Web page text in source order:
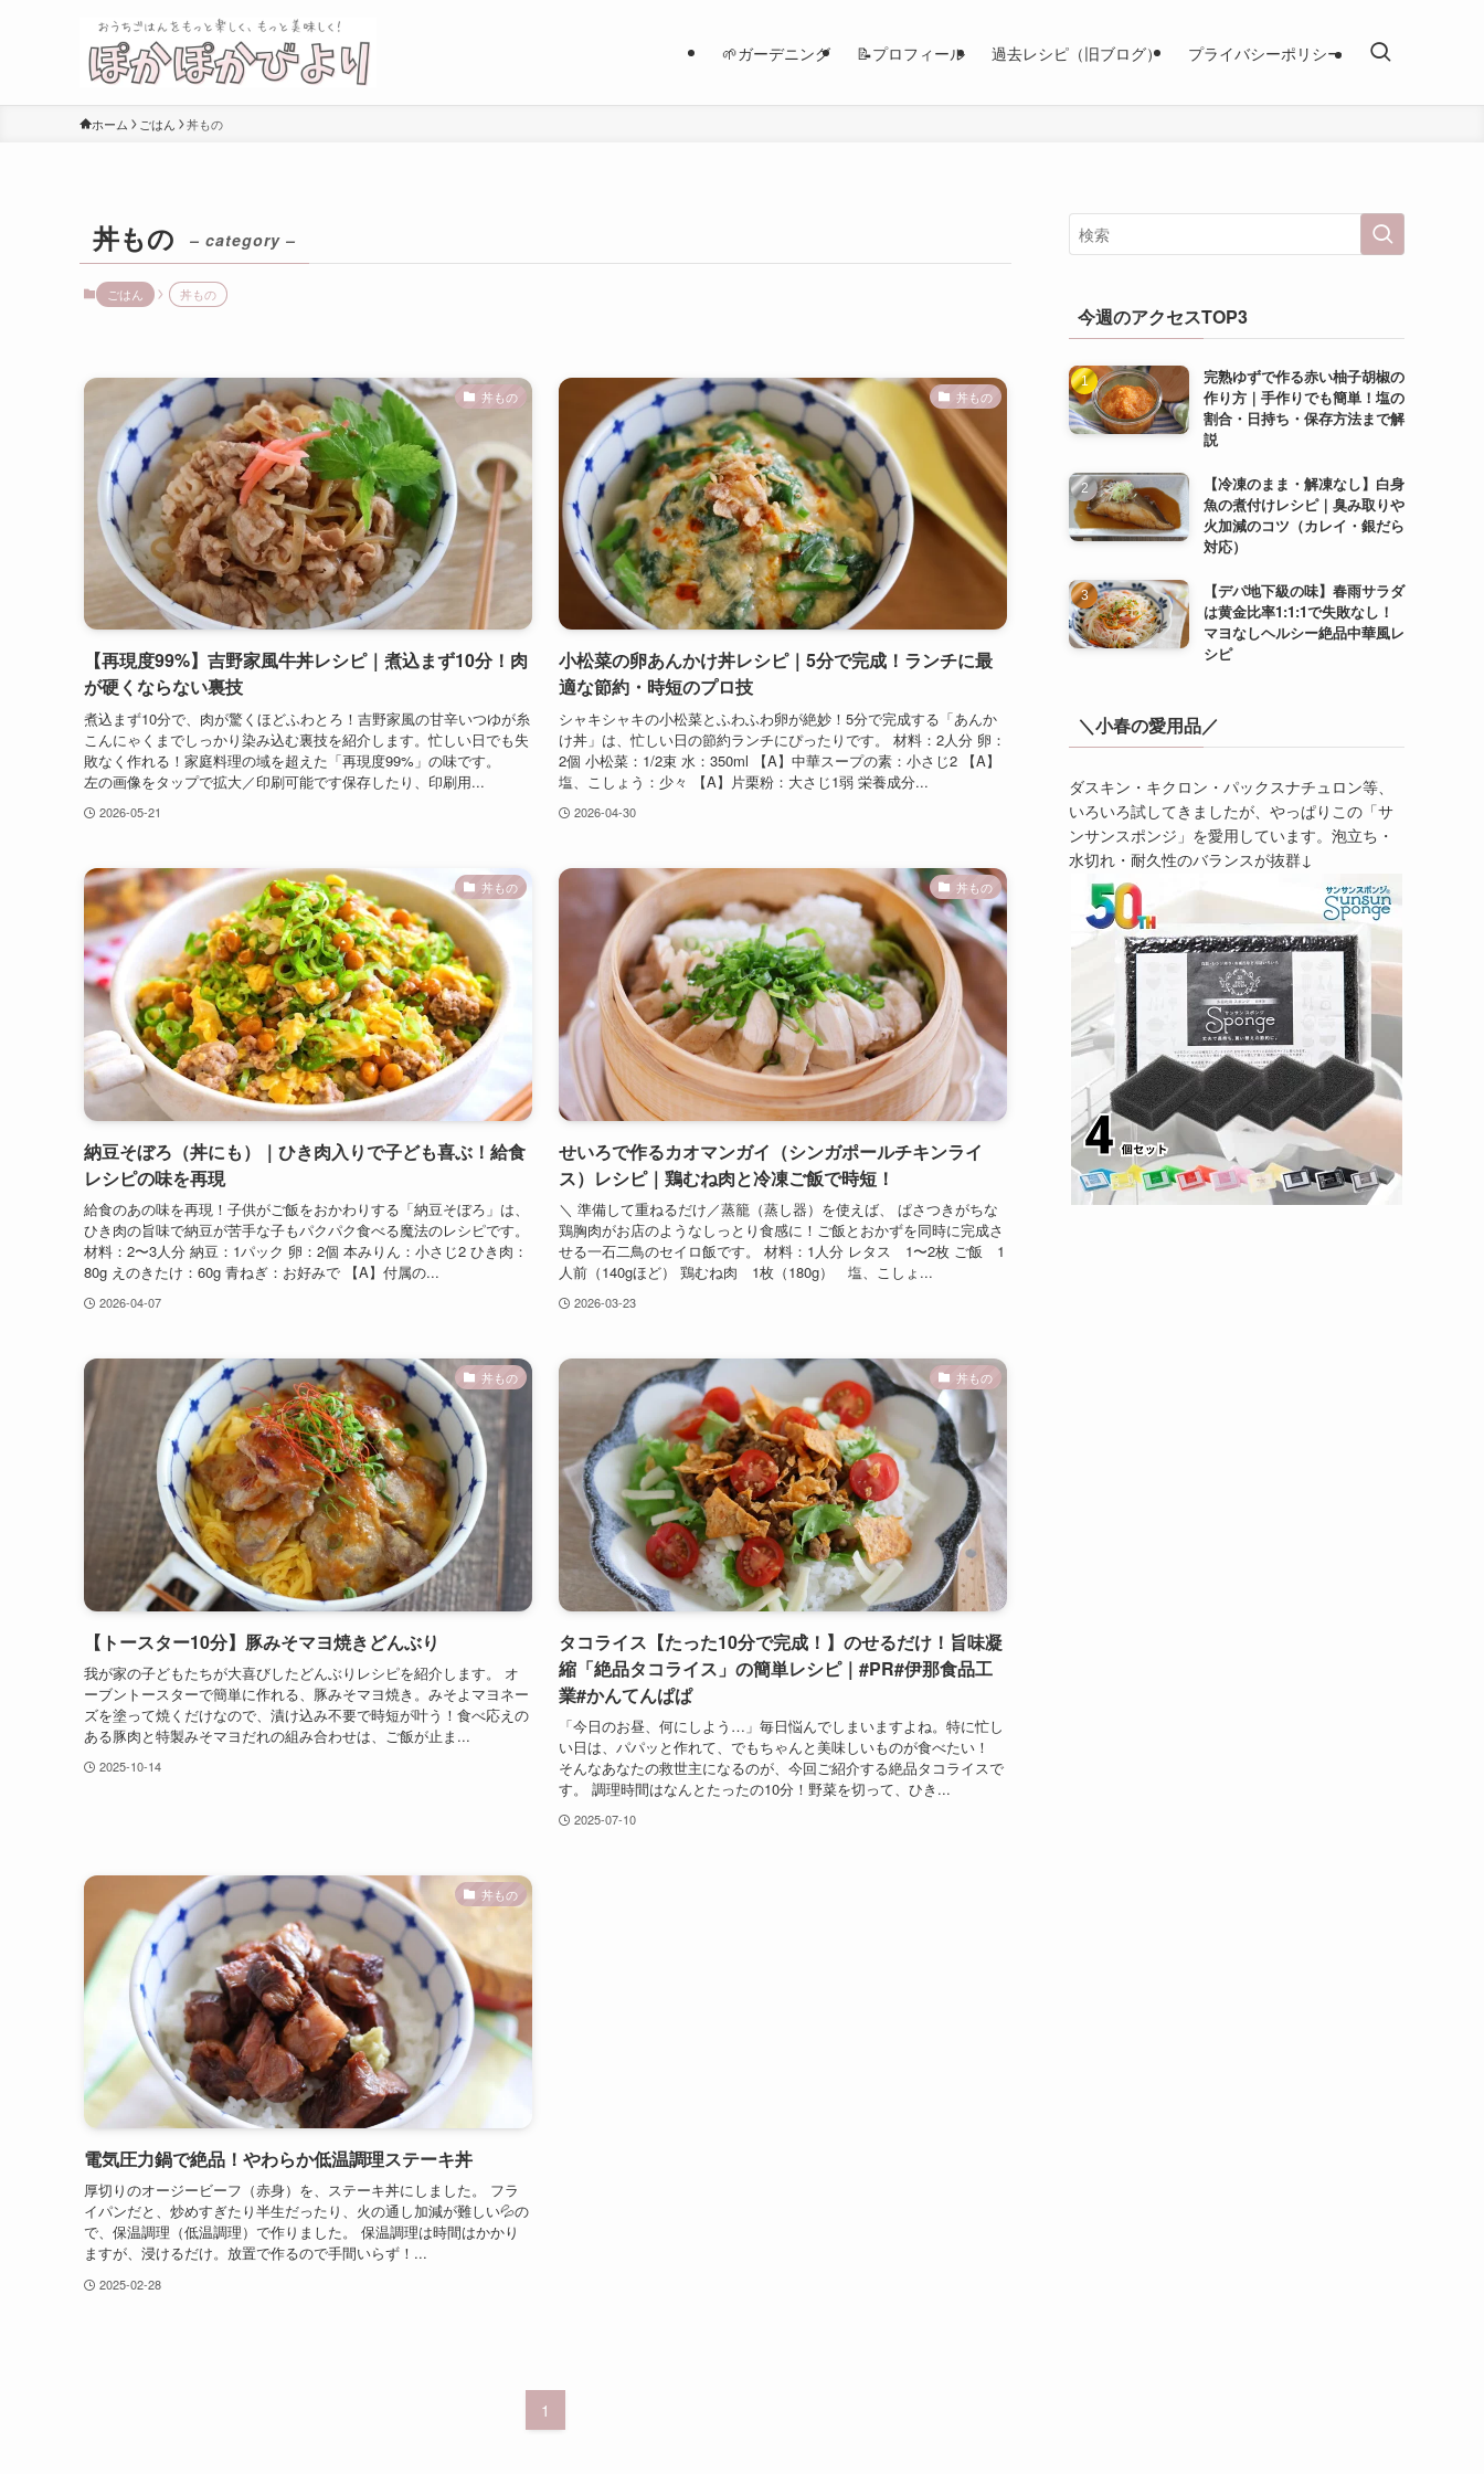
🌱ガーデニング 📝プロフィール 過去レシピ（旧ブログ） プライバシーポリシー
ホーム ごはん 丼もの
丼もの – category –
ごはん 丼もの
丼もの
【再現度99%】吉野家風牛丼レシピ｜煮込まず10分！肉
が硬くならない裏技
煮込まず10分で、肉が驚くほどふわとろ！吉野家風の甘辛いつゆが糸
こんにゃくまでしっかり染み込む裏技を紹介します。忙しい日でも失
敗なく作れる！家庭料理の域を超えた「再現度99%」の味です。
左の画像をタップで拡大／印刷可能です保存したり、印刷用...
2026-05-21
丼もの
小松菜の卵あんかけ丼レシピ｜5分で完成！ランチに最
適な節約・時短のプロ技
シャキシャキの小松菜とふわふわ卵が絶妙！5分で完成する「あんか
け丼」は、忙しい日の節約ランチにぴったりです。 材料：2人分 卵：
2個 小松菜：1/2束 水：350ml 【A】中華スープの素：小さじ2 【A】
塩、こしょう：少々 【A】片栗粉：大さじ1弱 栄養成分...
2026-04-30
丼もの
納豆そぼろ（丼にも）｜ひき肉入りで子ども喜ぶ！給食
レシピの味を再現
給食のあの味を再現！子供がご飯をおかわりする「納豆そぼろ」は、
ひき肉の旨味で納豆が苦手な子もパクパク食べる魔法のレシピです。
材料：2〜3人分 納豆：1パック 卵：2個 本みりん：小さじ2 ひき肉：
80g えのきたけ：60g 青ねぎ：お好みで 【A】付属の...
2026-04-07
丼もの
せいろで作るカオマンガイ（シンガポールチキンライ
ス）レシピ｜鶏むね肉と冷凍ご飯で時短！
＼ 準備して重ねるだけ／蒸籠（蒸し器）を使えば、 ぱさつきがちな
鶏胸肉がお店のようなしっとり食感に！ご飯とおかずを同時に完成さ
せる一石二鳥のセイロ飯です。 材料：1人分 レタス 1〜2枚 ご飯 1
人前（140gほど） 鶏むね肉 1枚（180g） 塩、こしょ...
2026-03-23
丼もの
【トースター10分】豚みそマヨ焼きどんぶり
我が家の子どもたちが大喜びしたどんぶりレシピを紹介します。 オ
ーブントースターで簡単に作れる、豚みそマヨ焼き。みそよマヨネー
ズを塗って焼くだけなので、漬け込み不要で時短が叶う！食べ応えの
ある豚肉と特製みそマヨだれの組み合わせは、ご飯が止ま...
2025-10-14
丼もの
タコライス【たった10分で完成！】のせるだけ！旨味凝
縮「絶品タコライス」の簡単レシピ｜#PR#伊那食品工
業#かんてんぱぱ
「今日のお昼、何にしよう…」毎日悩んでしまいますよね。特に忙し
い日は、パパッと作れて、でもちゃんと美味しいものが食べたい！
そんなあなたの救世主になるのが、今回ご紹介する絶品タコライスで
す。 調理時間はなんとたったの10分！野菜を切って、ひき...
2025-07-10
丼もの
電気圧力鍋で絶品！やわらか低温調理ステーキ丼
厚切りのオージービーフ（赤身）を、ステーキ丼にしました。 フラ
イパンだと、炒めすぎたり半生だったり、火の通し加減が難しい💦の
で、保温調理（低温調理）で作りました。 保温調理は時間はかかり
ますが、浸けるだけ。放置で作るので手間いらず！...
2025-02-28
1
今週のアクセスTOP3
完熟ゆずで作る赤い柚子胡椒の
作り方｜手作りでも簡単！塩の
割合・日持ち・保存方法まで解
説
【冷凍のまま・解凍なし】白身
魚の煮付けレシピ｜臭み取りや
火加減のコツ（カレイ・銀だら
対応）
【デパ地下級の味】春雨サラダ
は黄金比率1:1:1で失敗なし！
マヨなしヘルシー絶品中華風レ
シピ
＼小春の愛用品／
ダスキン・キクロン・パックスナチュロン等、
いろいろ試してきましたが、やっぱりこの「サ
ンサンスポンジ」を愛用しています。泡立ち・
水切れ・耐久性のバランスが抜群↓